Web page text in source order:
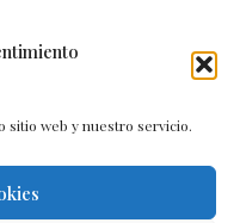
sitio web y nuestro servicio.